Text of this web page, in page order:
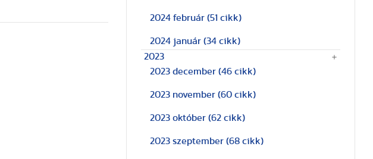
2024 február (51 cikk)
2024 január (34 cikk)
2023
2023 december (46 cikk)
2023 november (60 cikk)
2023 október (62 cikk)
2023 szeptember (68 cikk)